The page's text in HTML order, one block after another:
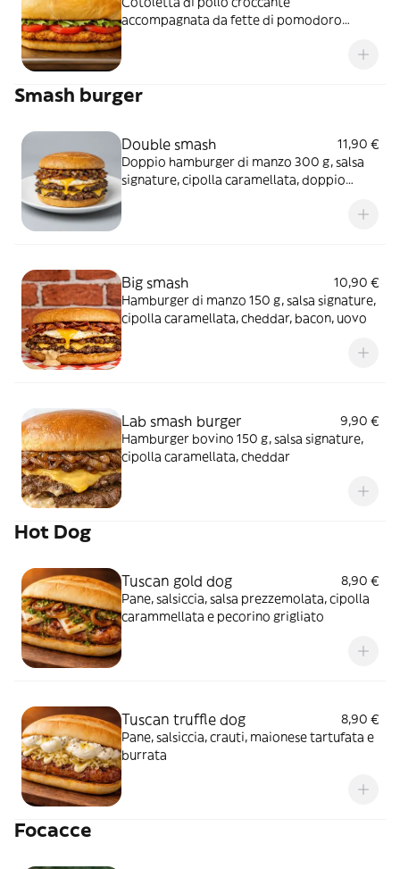
accompagnata da fette di pomodoro
Smash burger
Double smash
11,90 €
Doppio hamburger di manzo 300 g, salsa
signature, cipolla caramellata, doppio
Big smash
10,90 €
Hamburger di manzo 150 g, salsa signature,
cipolla caramellata, cheddar, bacon, uovo
Lab smash burger
9,90 €
Hamburger bovino 150 g, salsa signature,
cipolla caramellata, cheddar
Hot Dog
Tuscan gold dog
8,90 €
Pane, salsiccia, salsa prezzemolata, cipolla
carammellata e pecorino grigliato
Tuscan truffle dog
8,90 €
Pane, salsiccia, crauti, maionese tartufata e
burrata
Focacce